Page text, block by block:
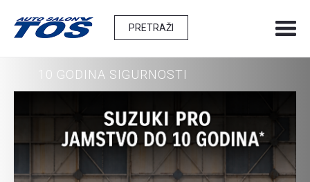
PRETRAŽI
SUZUKI PRO JAMSTVO
10 GODINA SIGURNOSTI